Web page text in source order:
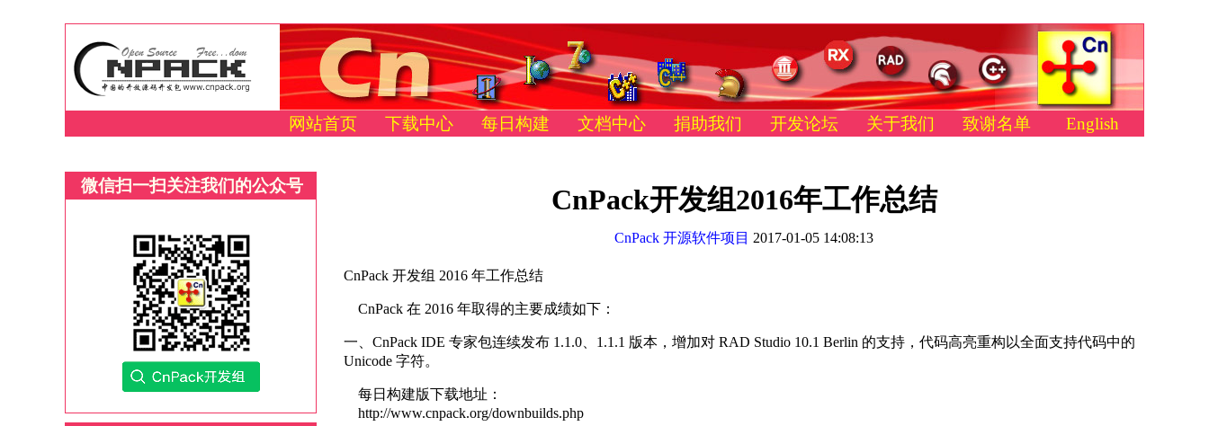
网站首页 下载中心 每日构建 文档中心 捐助我们 开发论坛 关于我们 致谢名单 English
微信扫一扫关注我们的公众号 CnPack开发组2016年工作总结
CnPack 开源软件项目 2017-01-05 14:08:13
CnPack 开发组 2016 年工作总结
CnPack 在 2016 年取得的主要成绩如下：
一、CnPack IDE 专家包连续发布 1.1.0、1.1.1 版本，增加对 RAD Studio 10.1 Berlin 的支持，代码高亮重构以全面支持代码中的
Unicode 字符。
每日构建版下载地址：
http://www.cnpack.org/downbuilds.php